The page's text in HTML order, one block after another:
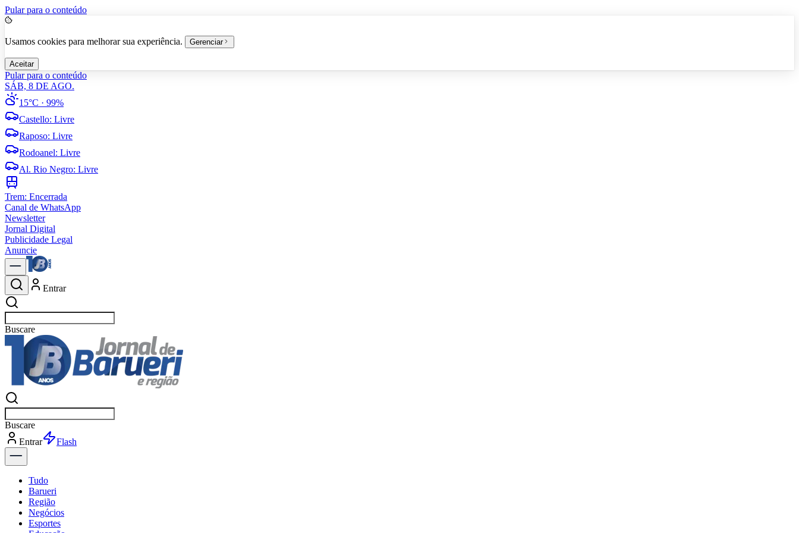
Pular para o conteúdo
Usamos cookies para melhorar sua experiência. Gerenciar
Aceitar
Pular para o conteúdo
SÁB, 8 DE AGO.
15°C · 99%
Castello: Livre
Raposo: Livre
Rodoanel: Livre
Al. Rio Negro: Livre
Trem: Encerrada
Canal de WhatsApp
Newsletter
Jornal Digital
Publicidade Legal
Anuncie
Entrar
Buscaresportes
Buscaresportes
Entrar
Flash
Tudo
Barueri
Região
Negócios
Esportes